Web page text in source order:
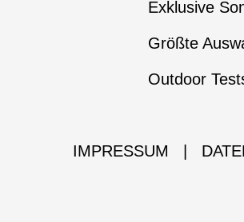
Exklusive
Größte
Outdoor
IMPRESSUM